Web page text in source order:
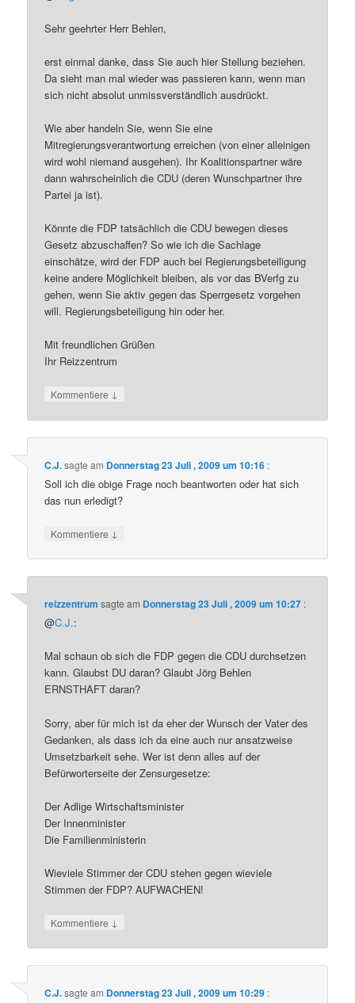
Sehr geehrter Herr Behlen,
erst einmal danke, dass Sie auch hier Stellung beziehen.
Da sieht man mal wieder was passieren kann, wenn man
sich nicht absolut unmissverständlich ausdrückt.
Wie aber handeln Sie, wenn Sie eine
Mitregierungsverantwortung erreichen (von einer alleinigen
wird wohl niemand ausgehen). Ihr Koalitionspartner wäre
dann wahrscheinlich die CDU (deren Wunschpartner ihre
Partei ja ist).
Könnte die FDP tatsächlich die CDU bewegen dieses
Gesetz abzuschaffen? So wie ich die Sachlage
einschätze, wird der FDP auch bei Regierungsbeteiligung
keine andere Möglichkeit bleiben, als vor das BVerfg zu
gehen, wenn Sie aktiv gegen das Sperrgesetz vorgehen
will. Regierungsbeteiligung hin oder her.
Mit freundlichen Grüßen
Ihr Reizzentrum
Kommentiere ↓
C.J.sagte am Donnerstag 23 Juli , 2009 um 10:16 :
Soll ich die obige Frage noch beantworten oder hat sich
das nun erledigt?
Kommentiere ↓
reizzentrum sagte am Donnerstag 23 Juli , 2009 um 10:27 :
@C.J.:
Mal schaun ob sich die FDP gegen die CDU durchsetzen
kann. Glaubst DU daran? Glaubt Jörg Behlen
ERNSTHAFT daran?
Sorry, aber für mich ist da eher der Wunsch der Vater des
Gedanken, als dass ich da eine auch nur ansatzweise
Umsetzbarkeit sehe. Wer ist denn alles auf der
Befürworterseite der Zensurgesetze:
Der Adlige Wirtschaftsminister
Der Innenminister
Die Familienministerin
Wieviele Stimmer der CDU stehen gegen wieviele
Stimmen der FDP? AUFWACHEN!
Kommentiere ↓
C.J.sagte am Donnerstag 23 Juli , 2009 um 10:29 :